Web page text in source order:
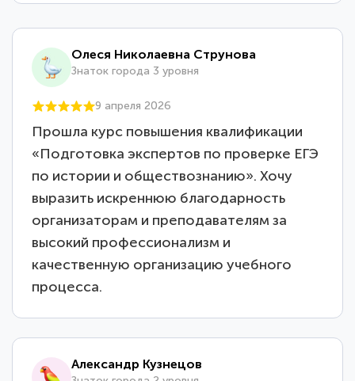
Олеся Николаевна Струнова
Знаток города 3 уровня
9 апреля 2026
Прошла курс повышения квалификации
«Подготовка экспертов по проверке ЕГЭ
по истории и обществознанию». Хочу
выразить искреннюю благодарность
организаторам и преподавателям за
высокий профессионализм и
качественную организацию учебного
процесса.
Александр Кузнецов